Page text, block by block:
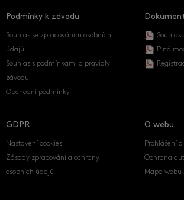
Podmínky k závodu
Souhlas se zpracováním osobních
údajů
Souhlas s podmínkami a pravidly
závodu
Obchodní podmínky
Souhlas
Plná
GDPR
Nastavení cookies
Zásady zpracování a ochrany
osobních údajů
O webu
Prohlášení
Ochrana
Mapa webu